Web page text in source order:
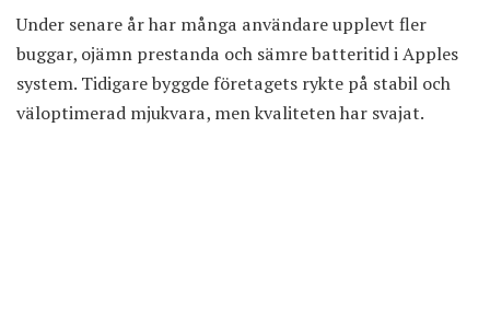
Under senare år har många användare upplevt fler
buggar, ojämn prestanda och sämre batteritid i Apples
system. Tidigare byggde företagets rykte på stabil och
väloptimerad mjukvara, men kvaliteten har svajat.